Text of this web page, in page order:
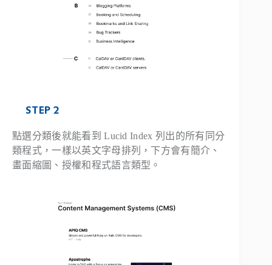
STEP 2
點選分類後就能看到 Lucid Index 列出的所有同分
類程式，一樣以英文字母排列，下方會有簡介、
畫面縮圖、授權和程式語言類型。